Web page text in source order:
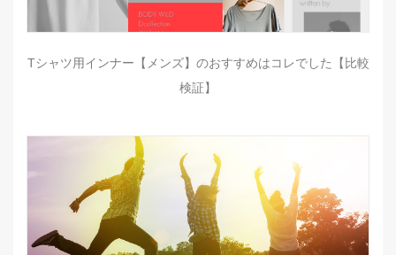
Tシャツ用インナー【メンズ】のおすすめはコレでした【比較
検証】